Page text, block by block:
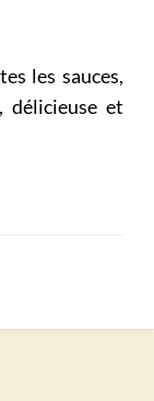
les sauces,
délicieuse et